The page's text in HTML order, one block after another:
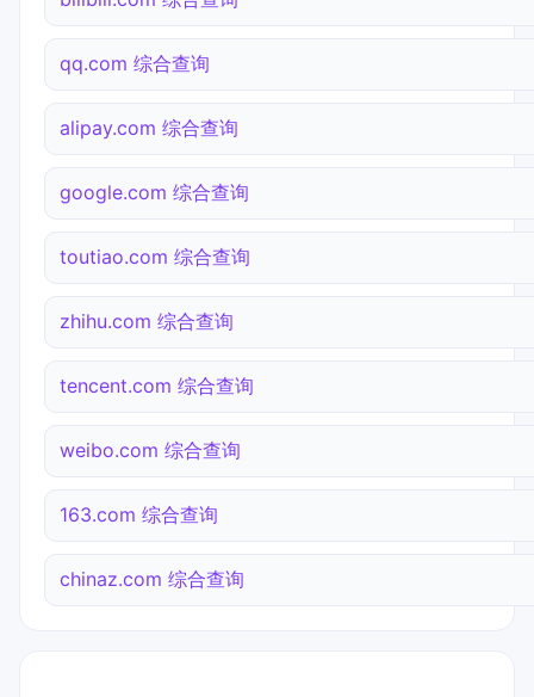
qq.com 综合查询
alipay.com 综合查询
google.com 综合查询
toutiao.com 综合查询
zhihu.com 综合查询
tencent.com 综合查询
weibo.com 综合查询
163.com 综合查询
chinaz.com 综合查询